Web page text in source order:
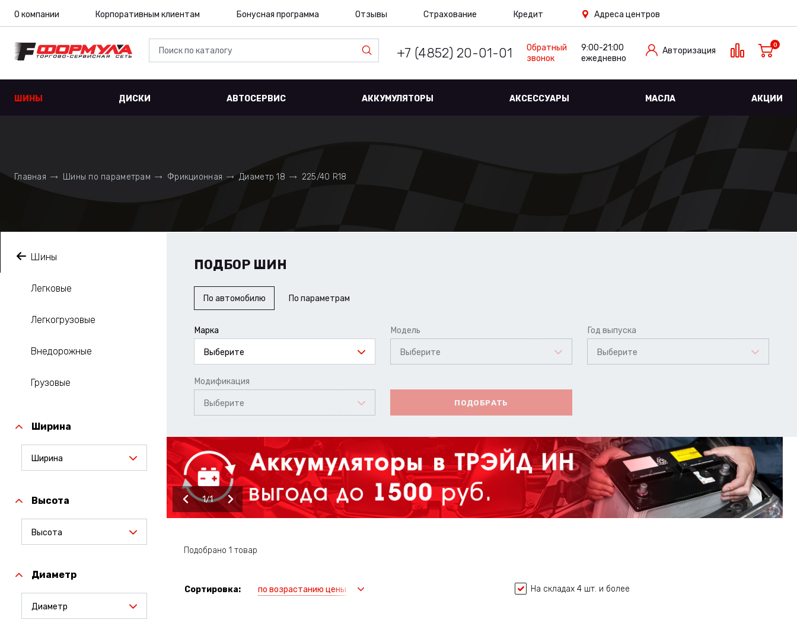
О компании Корпоративным клиентам Бонусная программа Отзывы Страхование Кредит Адреса центров
+7 (4852) 20-01-01
Обратный
звонок
9:00-21:00
ежедневно
Авторизация
0
ШИНЫ ДИСКИ АВТОСЕРВИС АККУМУЛЯТОРЫ АКСЕССУАРЫ МАСЛА АКЦИИ
Главная Шины по параметрам Фрикционная Диаметр 18 225/40 R18
Шины
Легковые
Легкогрузовые
Внедорожные
Грузовые
Ширина
Ширина
Высота
Высота
Диаметр
Диаметр
ПОДБОР ШИН
По автомобилю По параметрам
Марка
Выберите
Модель
Выберите
Год выпуска
Выберите
Модификация
Выберите ПОДОБРАТЬ
1 1
Подобрано 1 товар
Сортировка: по возрастанию цены На складах 4 шт. и более